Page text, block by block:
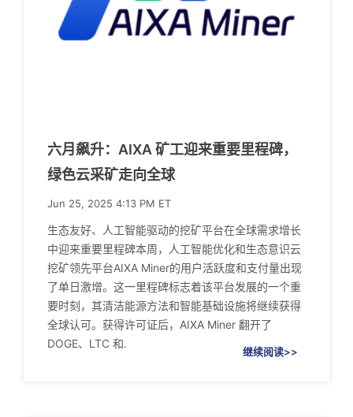
六月飙升：AIXA 矿工迎来重要里程碑，
绿色云采矿走向全球
Jun 25, 2025 4:13 PM ET
生态友好、人工智能驱动的挖矿平台在全球需求增长
中迎来重要里程碑本周，人工智能优化和生态意识云
挖矿领先平台AIXA Miner的用户活跃度和支付量出现
了单日激增。这一里程碑标志着该平台发展的一个重
要时刻，其清洁能源方法和智能基础设施将继续获得
全球认可。获得许可证后，AIXA Miner 翻开了
DOGE、LTC 和.
继续阅读>>